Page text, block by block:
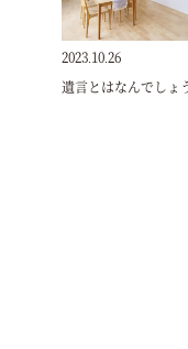
2023.10.26
遺言とはなんでしょ